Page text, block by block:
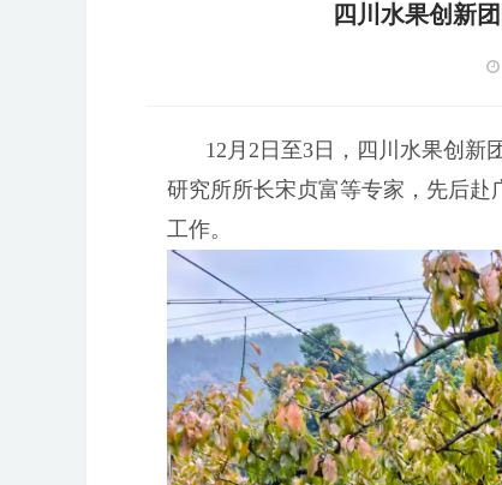
四川水果创新
12月2日至3日，四川水果创新
研究所所长宋贞富等专家，先后
工作。